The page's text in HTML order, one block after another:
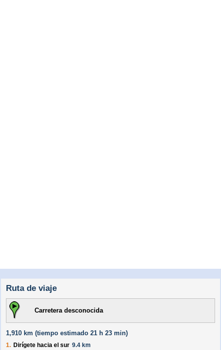
Ruta de viaje
Carretera desconocida
1,910 km (tiempo estimado 21 h 23 min)
1. Dirígete hacia el sur 9.4 km